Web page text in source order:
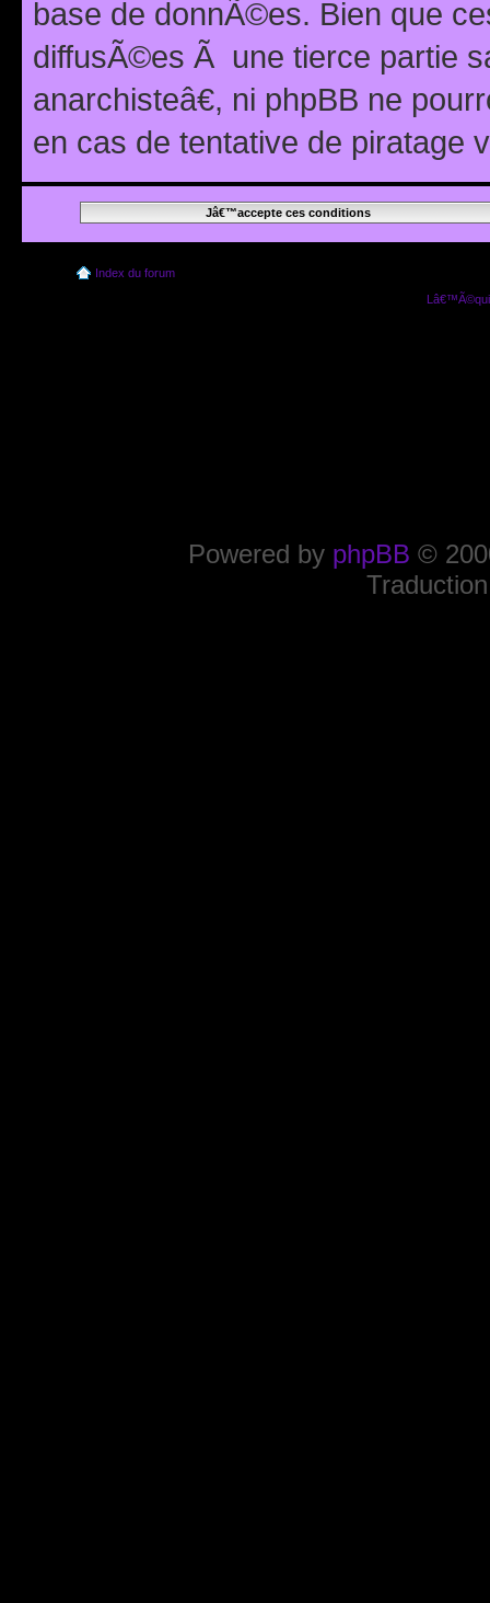
base de donnÃ©es. Bien que
diffusÃ©es Ã une tierce partie
anarchisteâ€, ni phpBB ne
en cas de tentative de piratage
Index du forum
Powered by phpBB ©